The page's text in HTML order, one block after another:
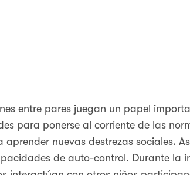
entre pares juegan un papel
para ponerse al corriente de las
nuevas destrezas sociales.
de auto-control. Durante la